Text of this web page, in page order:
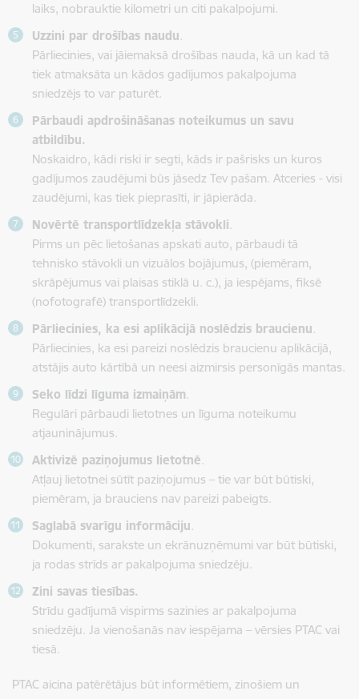
laiks, nobrauktie kilometri un citi pakalpojumi.
Uzzini par drošības naudu.
Pārliecinies, vai jāiemaksā drošības nauda, kā un kad tā
tiek atmaksāta un kādos gadījumos pakalpojuma
sniedzējs to var paturēt.
Pārbaudi apdrošināšanas noteikumus un savu
atbildību.
Noskaidro, kādi riski ir segti, kāds ir pašrisks un kuros
gadījumos zaudējumi būs jāsedz Tev pašam. Atceries - visi
zaudējumi, kas tiek pieprasīti, ir jāpierāda.
Novērtē transportlīdzekļa stāvokli.
Pirms un pēc lietošanas apskati auto, pārbaudi tā
tehnisko stāvokli un vizuālos bojājumus, (piemēram,
skrāpējumus vai plaisas stiklā u. c.), ja iespējams, fiksē
(nofotografē) transportlīdzekli.
Pārliecinies, ka esi aplikācijā noslēdzis braucienu.
Pārliecinies, ka esi pareizi noslēdzis braucienu aplikācijā,
atstājis auto kārtībā un neesi aizmirsis personīgās mantas.
Seko līdzi līguma izmaiņām.
Regulāri pārbaudi lietotnes un līguma noteikumu
atjauninājumus.
Aktivizē paziņojumus lietotnē.
Atļauj lietotnei sūtīt paziņojumus – tie var būt būtiski,
piemēram, ja brauciens nav pareizi pabeigts.
Saglabā svarīgu informāciju.
Dokumenti, sarakste un ekrānuzņēmumi var būt būtiski,
ja rodas strīds ar pakalpojuma sniedzēju.
Zini savas tiesības.
Strīdu gadījumā vispirms sazinies ar pakalpojuma
sniedzēju. Ja vienošanās nav iespējama – vērsies PTAC vai
tiesā.
PTAC aicina patērētājus būt informētiem, zinošiem un